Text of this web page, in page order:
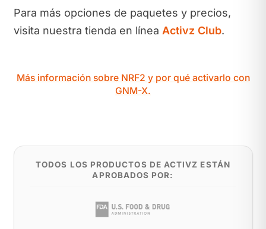
Para más opciones de paquetes y precios,
visita nuestra tienda en línea Activz Club.
Más información sobre NRF2 y por qué activarlo con
GNM-X.
TODOS LOS PRODUCTOS DE ACTIVZ ESTÁN
APROBADOS POR: